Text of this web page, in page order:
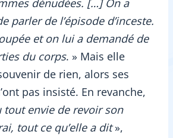
parler de l’épisode d’inceste.
et on lui a demandé de
du corps. » Mais elle
de rien, alors ses
pas insisté. En revanche,
tout envie de revoir son
tout ce qu’elle a dit»,